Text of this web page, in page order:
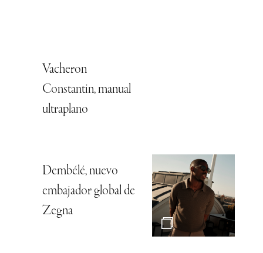
Vacheron
Constantin, manual
ultraplano
Dembélé, nuevo
embajador global de
Zegna